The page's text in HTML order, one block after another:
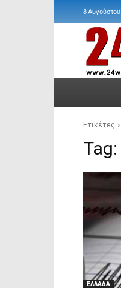
8
Ετικέτες
Tag:
ΕΛΛΑΔΑ